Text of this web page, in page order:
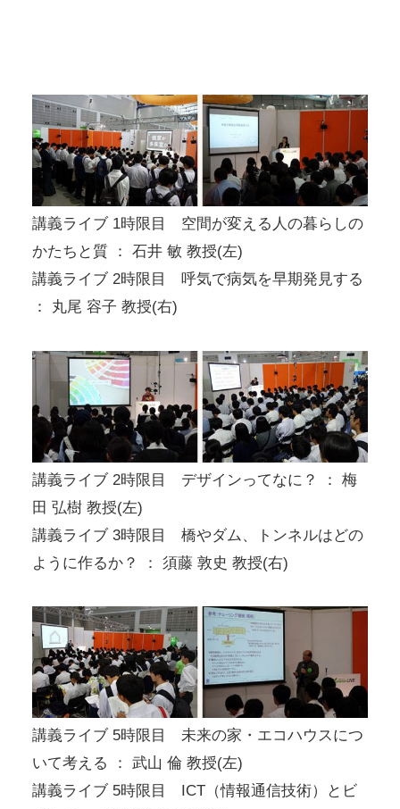
講義ライブ 1時限目 空間が変える人の暮らしの
かたちと質 ： 石井 敏 教授(左)
講義ライブ 2時限目 呼気で病気を早期発見する
： 丸尾 容子 教授(右)
講義ライブ 2時限目 デザインってなに？ ： 梅
田 弘樹 教授(左)
講義ライブ 3時限目 橋やダム、トンネルはどの
ように作るか？ ： 須藤 敦史 教授(右)
講義ライブ 5時限目 未来の家・エコハウスにつ
いて考える ： 武山 倫 教授(左)
講義ライブ 5時限目 ICT（情報通信技術）とビ